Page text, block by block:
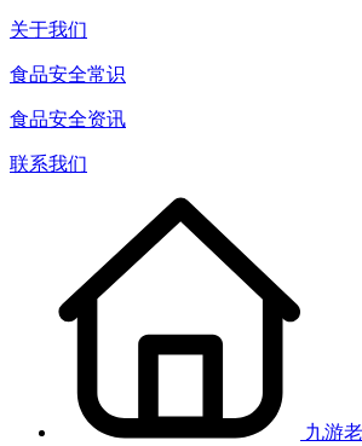
关于我们
食品安全常识
食品安全资讯
联系我们
九游